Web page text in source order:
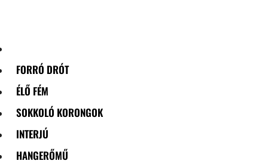
FORRÓ DRÓT
ÉLŐ FÉM
SOKKOLÓ KORONGOK
INTERJÚ
HANGERŐMŰ